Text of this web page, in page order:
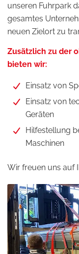
unseren Fuhrpark
gesamtes
neuen Zielort zu
Zusätzlich zu der
bieten wir:
Einsatz von
Einsatz von
Geräten
Hilfestellung
Maschinen
Wir freuen uns auf